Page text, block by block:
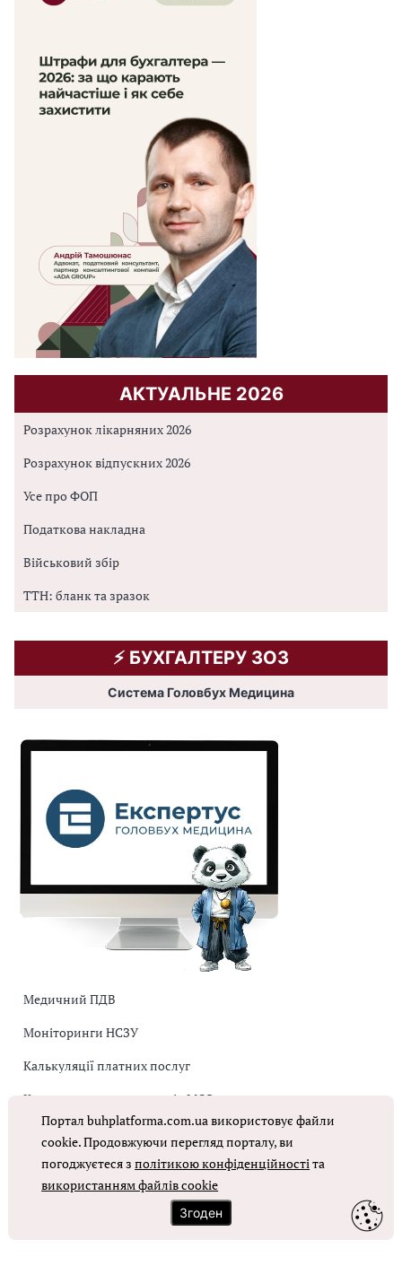
АКТУАЛЬНЕ 2026
Розрахунок лікарняних 2026
Розрахунок відпускних 2026
Усе про ФОП
Податкова накладна
Військовий збір
ТТН: бланк та зразок
⚡️ БУХГАЛТЕРУ ЗОЗ
Система Головбух Медицина
Медичний ПДВ
Моніторинги НСЗУ
Калькуляції платних послуг
Коригувальна накладна від МОЗ
Оплата праці в КНП
ОТРИМАТИ ДОСТУП
Портал buhplatforma.com.ua використовує файли
cookie. Продовжуючи перегляд порталу, ви
погоджуєтеся зполітикою конфіденційностіта
використанням файлів cookie
Згоден